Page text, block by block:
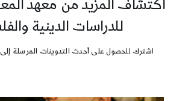
اكتشاف المزيد من معهد
للدراسات الدينية
اشترك للحصول على أحدث التدوينات المرسلة إلى